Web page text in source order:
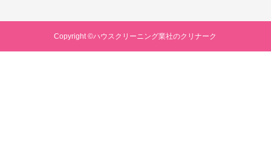
Copyright ©ハウスクリーニング業社のクリナーク